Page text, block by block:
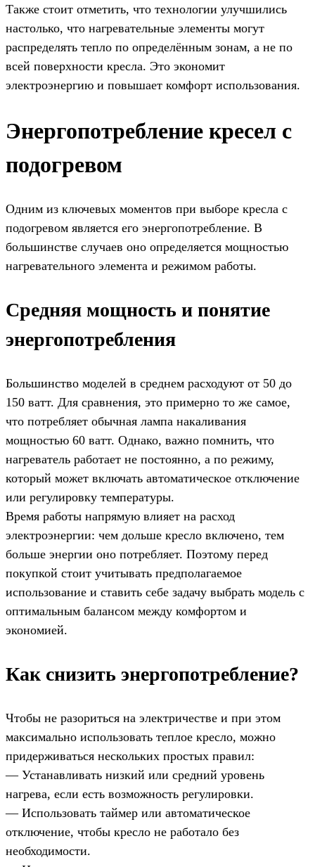
Также стоит отметить, что технологии улучшились
настолько, что нагревательные элементы могут
распределять тепло по определённым зонам, а не по
всей поверхности кресла. Это экономит
электроэнергию и повышает комфорт использования.
Энергопотребление кресел с
подогревом
Одним из ключевых моментов при выборе кресла с
подогревом является его энергопотребление. В
большинстве случаев оно определяется мощностью
нагревательного элемента и режимом работы.
Средняя мощность и понятие
энергопотребления
Большинство моделей в среднем расходуют от 50 до
150 ватт. Для сравнения, это примерно то же самое,
что потребляет обычная лампа накаливания
мощностью 60 ватт. Однако, важно помнить, что
нагреватель работает не постоянно, а по режиму,
который может включать автоматическое отключение
или регулировку температуры.
Время работы напрямую влияет на расход
электроэнергии: чем дольше кресло включено, тем
больше энергии оно потребляет. Поэтому перед
покупкой стоит учитывать предполагаемое
использование и ставить себе задачу выбрать модель с
оптимальным балансом между комфортом и
экономией.
Как снизить энергопотребление?
Чтобы не разориться на электричестве и при этом
максимально использовать теплое кресло, можно
придерживаться нескольких простых правил:
— Устанавливать низкий или средний уровень
нагрева, если есть возможность регулировки.
— Использовать таймер или автоматическое
отключение, чтобы кресло не работало без
необходимости.